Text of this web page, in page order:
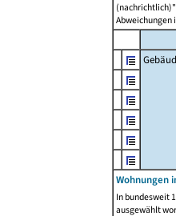
Abweichungen
Wohnungen
In bundesweit
ausgewählt